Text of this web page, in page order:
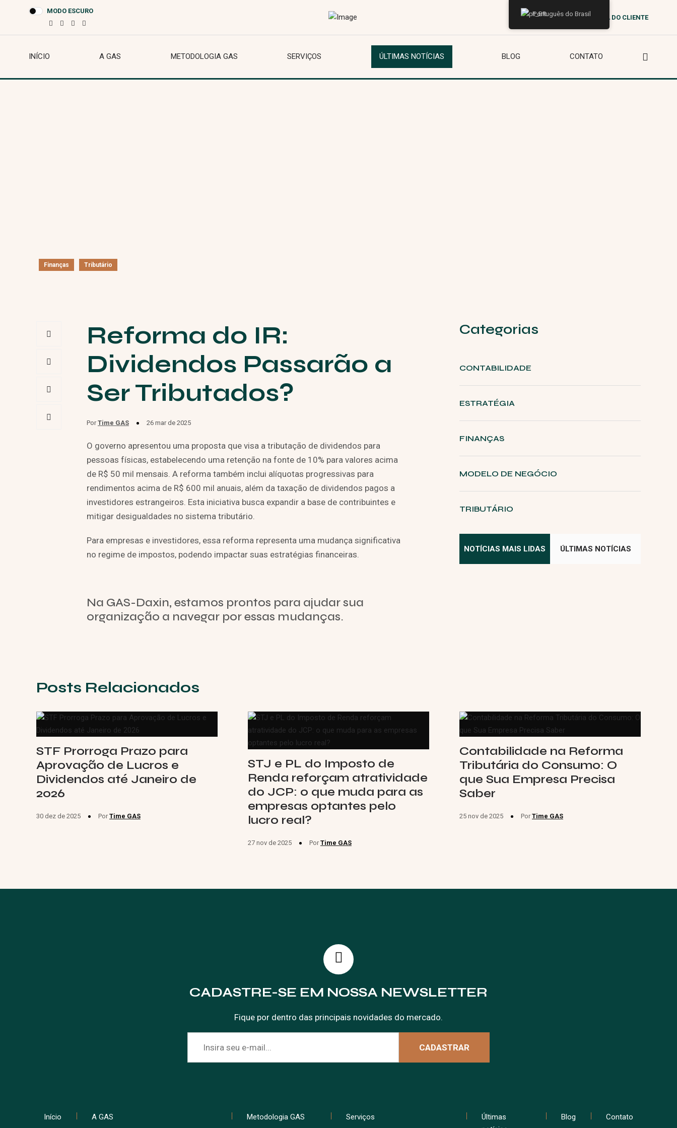
MODO ESCURO
ÁREA DO CLIENTE
INÍCIO A GAS METODOLOGIA GAS SERVIÇOS ÚLTIMAS NOTÍCIAS BLOG CONTATO
Finanças Tributário
Reforma do IR:
Dividendos Passarão a
Ser Tributados?
PorTime GAS 26 mar de 2025
O governo apresentou uma proposta que visa a tributação de dividendos para
pessoas físicas, estabelecendo uma retenção na fonte de 10% para valores acima
de R$ 50 mil mensais. A reforma também inclui alíquotas progressivas para
rendimentos acima de R$ 600 mil anuais, além da taxação de dividendos pagos a
investidores estrangeiros. Esta iniciativa busca expandir a base de contribuintes e
mitigar desigualdades no sistema tributário.
Para empresas e investidores, essa reforma representa uma mudança significativa
no regime de impostos, podendo impactar suas estratégias financeiras.
Na GAS-Daxin, estamos prontos para ajudar sua
organização a navegar por essas mudanças.
Categorias
CONTABILIDADE
ESTRATÉGIA
FINANÇAS
MODELO DE NEGÓCIO
TRIBUTÁRIO
NOTÍCIAS MAIS LIDAS ÚLTIMAS NOTÍCIAS
Posts Relacionados
STF Prorroga Prazo para
Aprovação de Lucros e
Dividendos até Janeiro de
2026
30 dez de 2025 Por Time GAS
STJ e PL do Imposto de
Renda reforçam atratividade
do JCP: o que muda para as
empresas optantes pelo
lucro real?
27 nov de 2025 Por Time GAS
Contabilidade na Reforma
Tributária do Consumo: O
que Sua Empresa Precisa
Saber
25 nov de 2025 Por Time GAS
CADASTRE-SE EM NOSSA NEWSLETTER
Fique por dentro das principais novidades do mercado.
Início
A GAS
Metodologia GAS
Serviços
Últimas
Blog Contato
Português do Brasil